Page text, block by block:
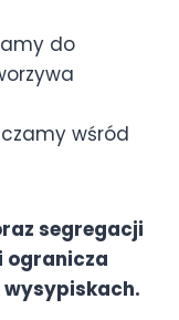
do
wśród
segregacji
ogranicza